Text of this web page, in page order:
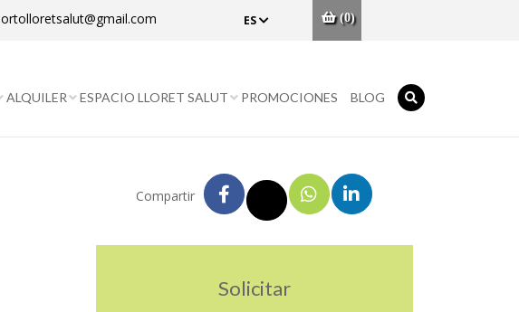
ortolloretsalut@gmail.com ES (0)
ALQUILER ESPACIO LLORET SALUT PROMOCIONES BLOG
Compartir
Solicitar